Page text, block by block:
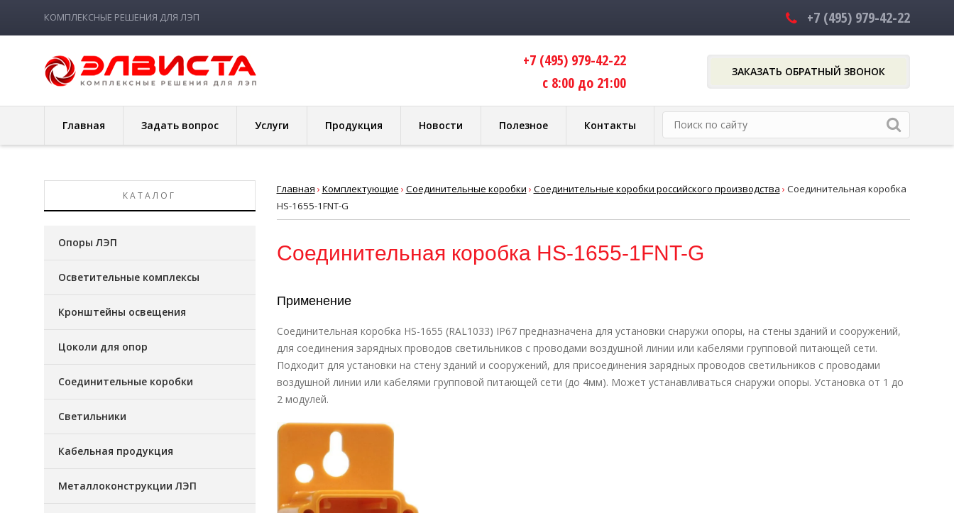
КОМПЛЕКСНЫЕ РЕШЕНИЯ ДЛЯ ЛЭП +7 (495) 979-42-22
ЗАКАЗАТЬ ОБРАТНЫЙ ЗВОНОК
+7 (495) 979-42-22
с 8:00 до 21:00
Главная Задать вопрос Услуги Продукция Новости Полезное Контакты
Главная › Комплектующие › Соединительные коробки › Соединительные коробки российского производства › Соединительная коробка
HS-1655-1FNT-G
Соединительная коробка HS-1655-1FNT-G
Применение
Соединительная коробка HS-1655 (RAL1033) IP67 предназначена для установки снаружи опоры, на стены зданий и сооружений,
для соединения зарядных проводов светильников с проводами воздушной линии или кабелями групповой питающей сети.
Подходит для установки на стену зданий и сооружений, для присоединения зарядных проводов светильников с проводами
воздушной линии или кабелями групповой питающей сети (до 4мм). Может устанавливаться снаружи опоры. Установка от 1 до
2 модулей.
КАТАЛОГ
Опоры ЛЭП
Осветительные комплексы
Кронштейны освещения
Цоколи для опор
Соединительные коробки
Светильники
Кабельная продукция
Металлоконструкции ЛЭП